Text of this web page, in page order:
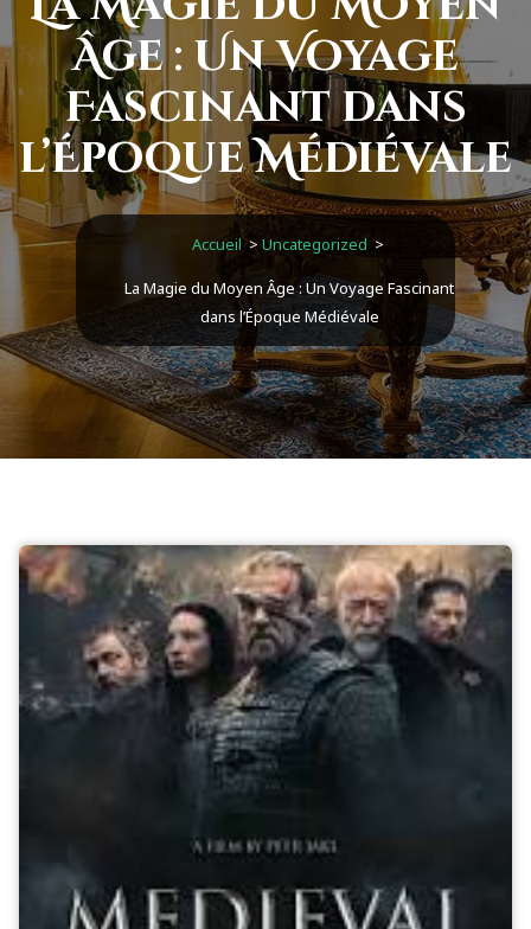
Âge : Un Voyage
Fascinant dans
l’Époque Médiévale
Accueil> Uncategorized >
La Magie du Moyen Âge : Un Voyage Fascinant
dans l’Époque Médiévale